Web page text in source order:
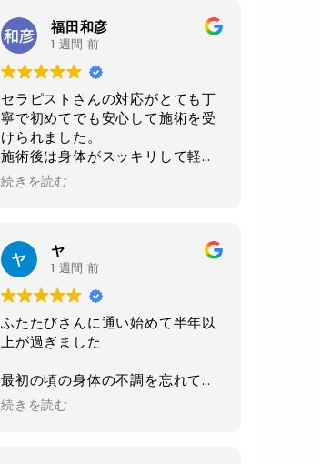
福田和彦
1 週間 前
セラピストさんの対応がとても丁
寧で初めてでも安心して施術を受
けられました。
施術後は身体がスッキリして軽く
なりました。
当日に2週間後の予約をお願いし
れており非常に清潔感がありま
す。おすすめお店です。
続きを読む
ヤ
1 週間 前
ふたたびさんに通い始めて半年以
上が過ぎました
最初の頃の身体の不調を忘れてし
まうくらい
今は身体も軽くなり毎日楽しく過
続きを読む